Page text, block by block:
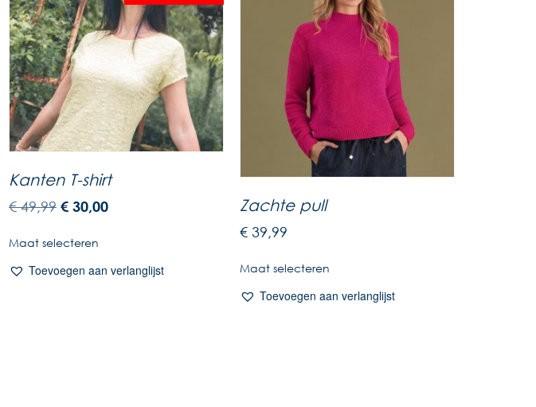
Kanten T-shirt
€49,99 € 30,00
Maat selecteren
Toevoegen aan verlanglijst
Zachte pull
€ 39,99
Maat selecteren
Toevoegen aan verlanglijst